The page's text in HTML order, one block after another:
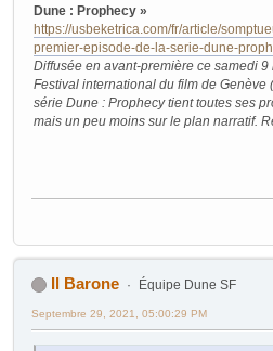
Dune : Prophecy »
https://usbeketrica.com/fr/article/
premier-episode-de-la-serie-dune-
Diffusée en avant-première ce samedi
Festival international du film de Genève
série Dune : Prophecy tient toutes ses
mais un peu moins sur le plan narratif.
Il Barone Équipe Dune SF
Septembre 29, 2021, 05:00:29 PM